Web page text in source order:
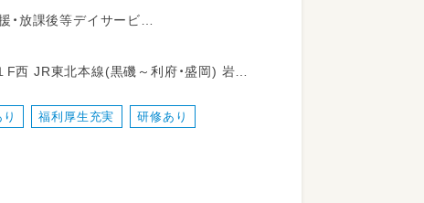
・放課後等デイサービ
お願いします。ばうむは午前・午後とも
) 岩沼
福利厚生充実 研修あり